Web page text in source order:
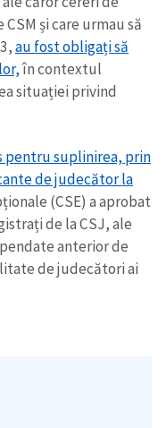
și care urmau să
au fost obligați să
în contextul
situației privind
pentru suplinirea, prin
de judecător la
(CSE) a aprobat
de la CSJ, ale
anterior de
de judecători ai